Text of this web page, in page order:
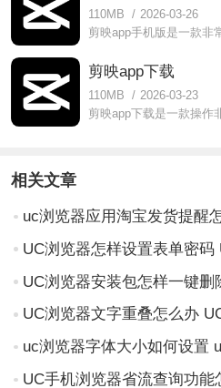
110MB / 2026-03-26
剪映app下载
110MB / 2026-03-23
相关文章